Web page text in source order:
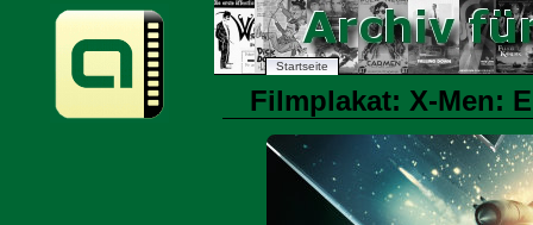
Startseite
Filmplakat: X-Men: